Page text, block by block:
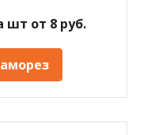
шт от 8 руб.